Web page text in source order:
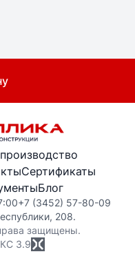
Сертификаты
Блог
+7 (3452) 57-80-09
208.
защищены.
3.9